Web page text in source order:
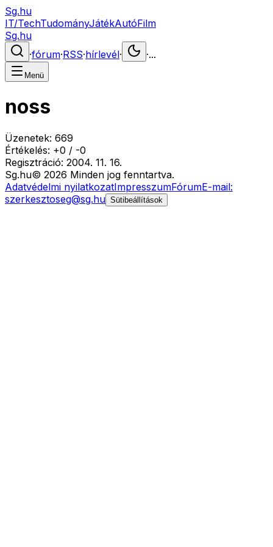
Sg.hu
IT/TechTudományJátékAutóFilm
Sg.hu
·fórum·RSS·hírlevél· ·...
Menü
noss
Üzenetek: 669
Értékelés: +0 / -0
Regisztráció: 2004. 11. 16.
Sg.hu© 2026 Minden jog fenntartva.
Adatvédelmi nyilatkozatImpresszumFórumE-mail:
szerkesztoseg@sg.hu Sütibeállítások